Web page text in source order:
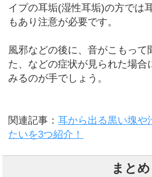
イプの耳垢(湿性耳垢)の方では
もあり注意が必要です。
風邪などの後に、音がこもって
た、などの症状が見られた場合
みるのが手でしょう。
関連記事：耳から出る黒い塊や
たいを3つ紹介！
まとめ